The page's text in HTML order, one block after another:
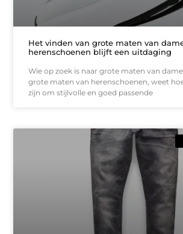
Het vinden van grote maten van
herenschoenen blijft een uitdaging
Wie op zoek is naar grote maten van
grote maten van herenschoenen, weet
zijn om stijlvolle en goed passende